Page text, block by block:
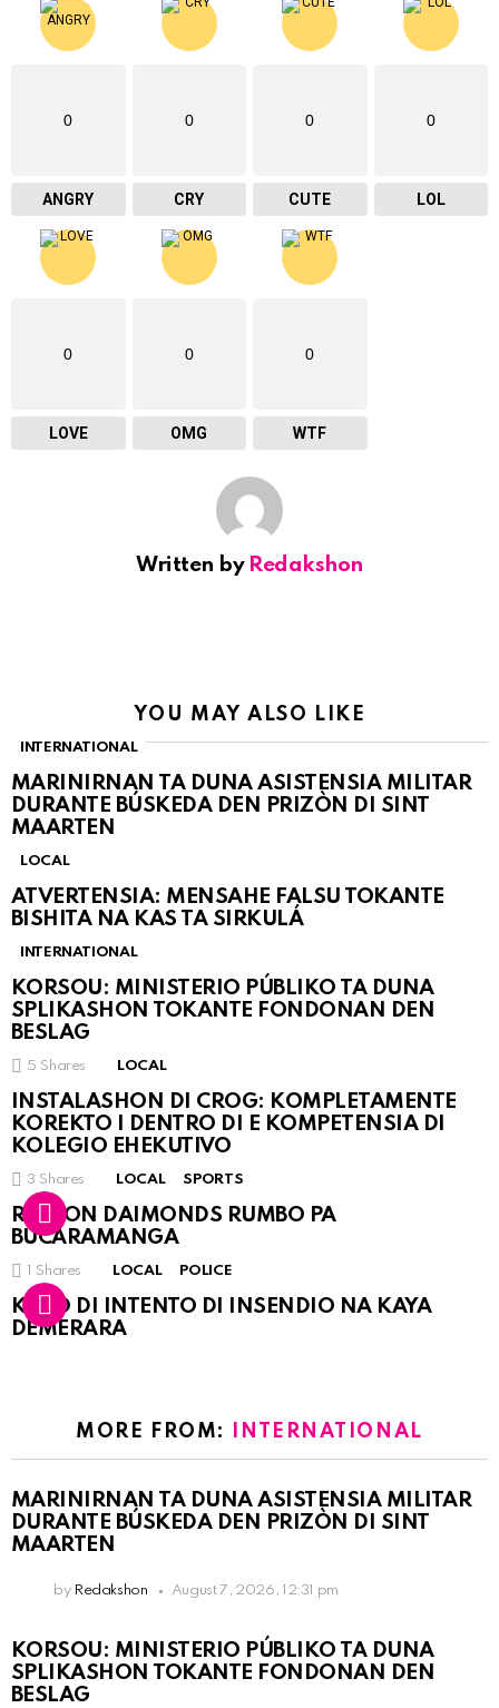
0
ANGRY
0
CRY
0
CUTE
0
LOL
0
LOVE
0
OMG
0
WTF
Written by Redakshon
YOU MAY ALSO LIKE
INTERNATIONAL
MARINIRNAN TA DUNA ASISTENSIA MILITAR
DURANTE BÚSKEDA DEN PRIZÒN DI SINT
MAARTEN
LOCAL
ATVERTENSIA: MENSAHE FALSU TOKANTE
BISHITA NA KAS TA SIRKULÁ
INTERNATIONAL
KORSOU: MINISTERIO PÚBLIKO TA DUNA
SPLIKASHON TOKANTE FONDONAN DEN
BESLAG
5 Shares LOCAL
INSTALASHON DI CROG: KOMPLETAMENTE
KOREKTO I DENTRO DI E KOMPETENSIA DI
KOLEGIO EHEKUTIVO
3 Shares LOCAL SPORTS
RINCON DAIMONDS RUMBO PA
BUCARAMANGA
1 Shares LOCAL POLICE
KASO DI INTENTO DI INSENDIO NA KAYA
DEMERARA
MORE FROM: INTERNATIONAL
MARINIRNAN TA DUNA ASISTENSIA MILITAR
DURANTE BÚSKEDA DEN PRIZÒN DI SINT
MAARTEN
by Redakshon August 7, 2026, 12:31 pm
KORSOU: MINISTERIO PÚBLIKO TA DUNA
SPLIKASHON TOKANTE FONDONAN DEN
BESLAG